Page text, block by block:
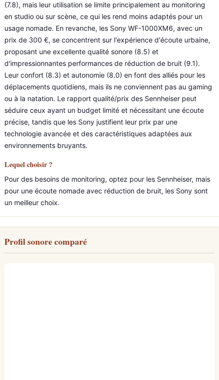
(7.8), mais leur utilisation se limite principalement au monitoring
en studio ou sur scène, ce qui les rend moins adaptés pour un
usage nomade. En revanche, les Sony WF-1000XM6, avec un
prix de 300 €, se concentrent sur l'expérience d'écoute urbaine,
proposant une excellente qualité sonore (8.5) et
d'impressionnantes performances de réduction de bruit (9.1).
Leur confort (8.3) et autonomie (8.0) en font des alliés pour les
déplacements quotidiens, mais ils ne conviennent pas au gaming
ou à la natation. Le rapport qualité/prix des Sennheiser peut
séduire ceux ayant un budget limité et nécessitant une écoute
précise, tandis que les Sony justifient leur prix par une
technologie avancée et des caractéristiques adaptées aux
environnements bruyants.
Lequel choisir ?
Pour des besoins de monitoring, optez pour les Sennheiser, mais
pour une écoute nomade avec réduction de bruit, les Sony sont
un meilleur choix.
Profil sonore comparé